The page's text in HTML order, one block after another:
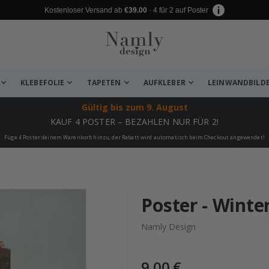
Kostenloser Versand ab €39.00 · 4 für 2 auf Poster
KLEBEFOLIE TAPETEN AUFKLEBER
Gültig bis zum 9. August
KAUF 4 POSTER – BEZAHLEN NUR FÜR 2!
Füge 4 Poster deinem Warenkorb hinzu, der Rabatt wird automatisch beim Checkout angewendet!
leiden ✔ Poster -
Namly Design